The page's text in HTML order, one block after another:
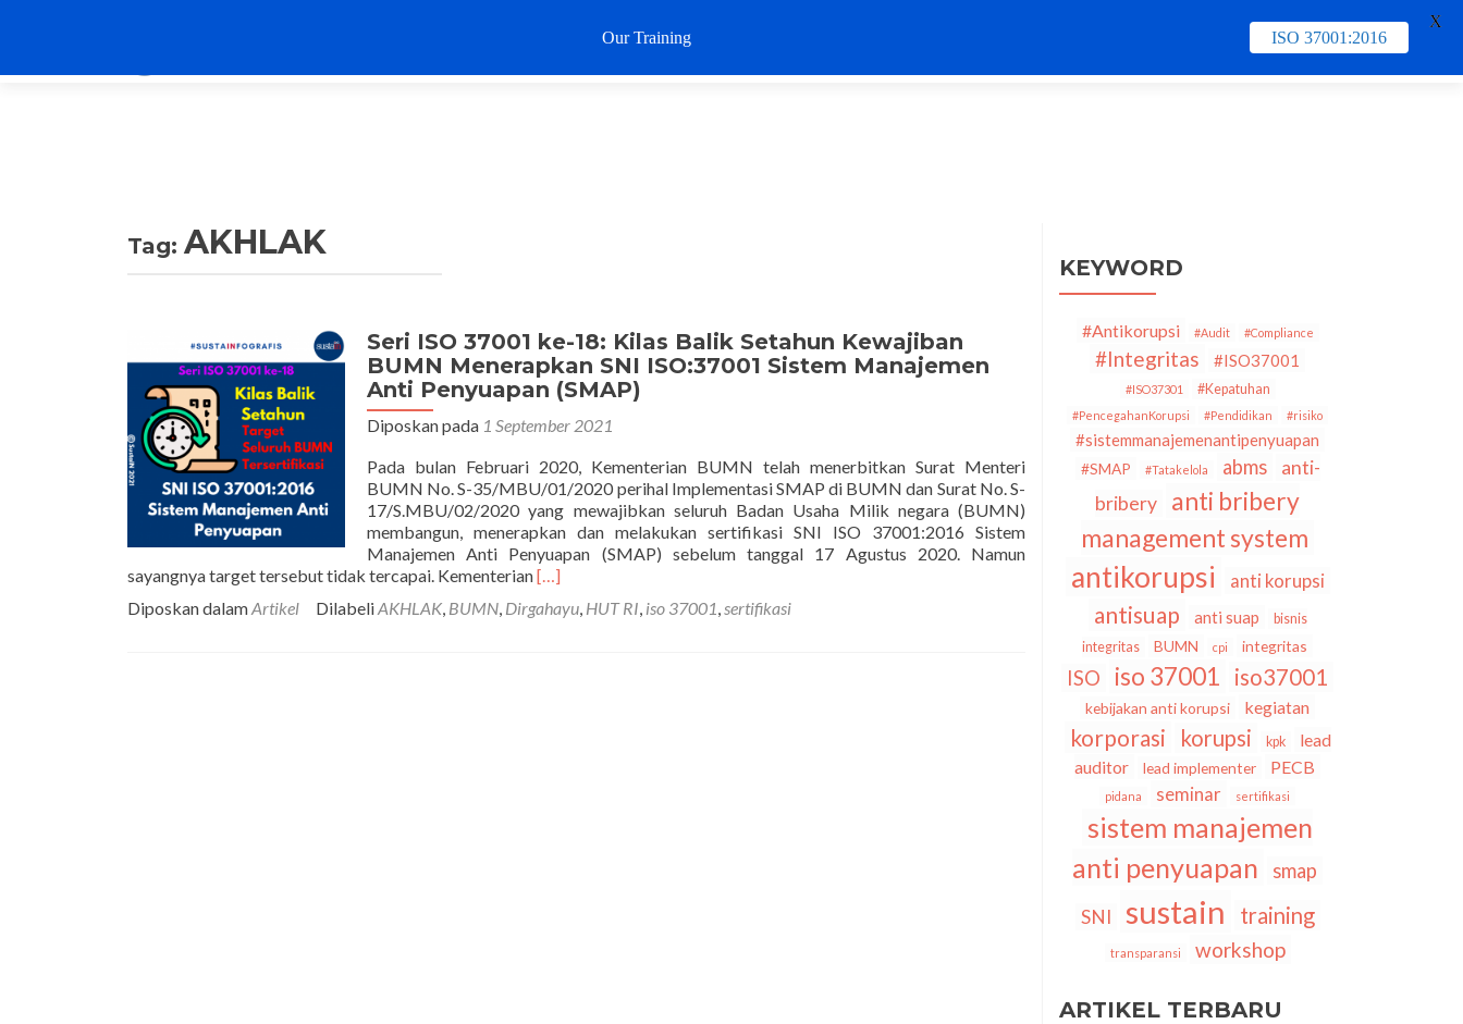
Training & Schedule
Tag: AKHLAK
Seri ISO 37001 ke-18: Kilas Balik Setahun Kewajiban
BUMN Menerapkan SNI ISO:37001 Sistem Manajemen
Anti Penyuapan (SMAP)
Diposkan pada 1 September 2021
Pada bulan Februari 2020, Kementerian BUMN telah menerbitkan Surat Menteri
BUMN No. S-35/MBU/01/2020 perihal Implementasi SMAP di BUMN dan Surat No. S-
17/S.MBU/02/2020 yang mewajibkan seluruh Badan Usaha Milik negara (BUMN)
membangun, menerapkan dan melakukan sertifikasi SNI ISO 37001:2016 Sistem
Manajemen Anti Penyuapan (SMAP) sebelum tanggal 17 Agustus 2020. Namun
sayangnya target tersebut tidak tercapai. KementerianSelengkapnya
ISO
[…]
Diposkan dalamArtikel DilabeliAKHLAK, BUMN, Dirgahayu, HUT RI, iso 37001,sertifikasi
KEYWORD
#Antikorupsi #Audit #Compliance
#Integritas #ISO37001
#ISO37301 #Kepatuhan
#PencegahanKorupsi #Pendidikan #risiko
#sistemmanajemenantipenyuapan
#SMAP #Tatakelola abms
anti-
bribery
anti bribery
management system
antikorupsi anti korupsi
antisuap anti suap
bisnis
integritas
BUMN cpi integritas
ISO iso 37001 iso37001
kebijakan anti korupsi kegiatan
korporasi korupsi kpk
lead
auditor
lead implementer PECB
pidana seminar sertifikasi
sistem manajemen
anti penyuapan
smap
SNI sustain training
transparansi workshop
ARTIKEL TERBARU
Our Training ISO 37001:2016
X